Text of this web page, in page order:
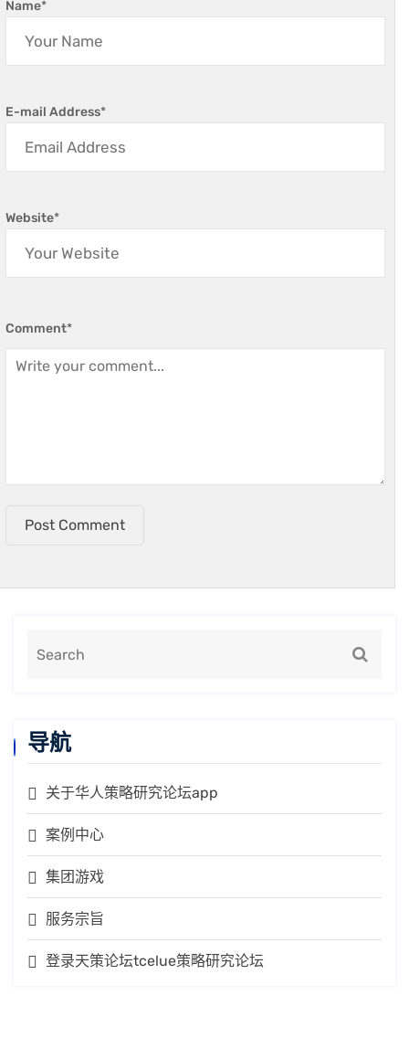
Name*
E-mail Address*
Website*
Comment*
Post Comment
导航
关于华人策略研究论坛app
案例中心
集团游戏
服务宗旨
登录天策论坛tcelue策略研究论坛